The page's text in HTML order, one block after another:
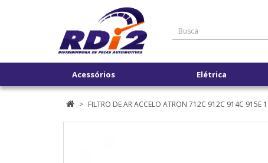
Acessórios Elétrica
FILTRO DE AR ACCELO ATRON 712C 912C 914C